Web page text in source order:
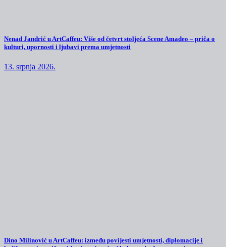
Nenad Jandrić u ArtCaffeu: Više od četvrt stoljeća Scene Amadeo – priča o
kulturi, upornosti i ljubavi prema umjetnosti
13. srpnja 2026.
Dino Milinović u ArtCaffeu: između povijesti umjetnosti, diplomacije i